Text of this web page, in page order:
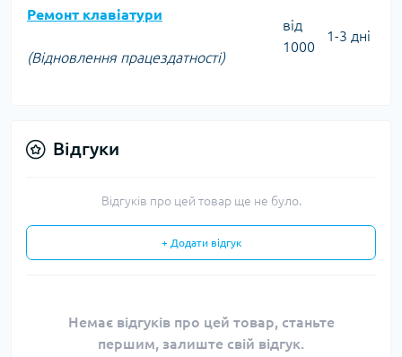
Ремонт клавіатури
(Відновлення працездатності)
від
1000
1-3 дні
Відгуки
Відгуків про цей товар ще не було.
+ Додати відгук
Немає відгуків про цей товар, станьте
першим, залиште свій відгук.